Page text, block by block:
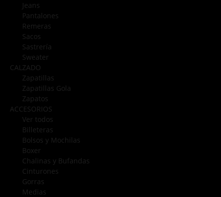
Jeans
Pantalones
Remeras
Sacos
Sastrería
Sweater
CALZADO
Zapatillas
Zapatillas Gola
Zapatos
ACCESORIOS
Ver todos
Billeteras
Bolsos y Mochilas
Boxer
Chalinas y Bufandas
Cinturones
Gorras
Medias